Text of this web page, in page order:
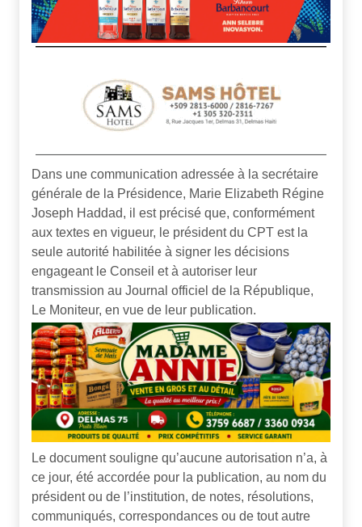
Dans une communication adressée à la secrétaire
générale de la Présidence, Marie Elizabeth Régine
Joseph Haddad, il est précisé que, conformément
aux textes en vigueur, le président du CPT est la
seule autorité habilitée à signer les décisions
engageant le Conseil et à autoriser leur
transmission au Journal officiel de la République,
Le Moniteur, en vue de leur publication.
Le document souligne qu’aucune autorisation n’a, à
ce jour, été accordée pour la publication, au nom du
président ou de l’institution, de notes, résolutions,
communiqués, correspondances ou de tout autre